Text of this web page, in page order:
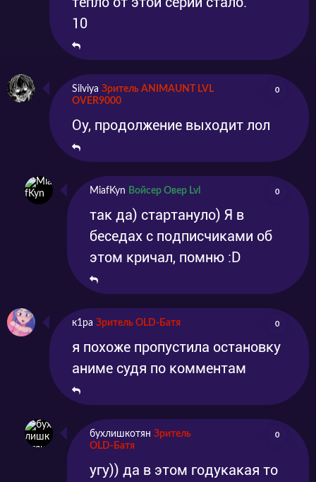
10
Silviya Зритель ANIMAUNT LVL
OVER9000
0
Оу, продолжение выходит лол
MiafKyn Войсер Овер Lvl 0
так да) стартануло) Я в
беседах c подписчиками об
этом кричал, помню :D
к1ра Зритель OLD-Батя 0
я похоже пропустила остановку
аниме судя по комментам
бухлишкотян Зритель
OLD-Батя
0
угу)) да в этом годукакая то